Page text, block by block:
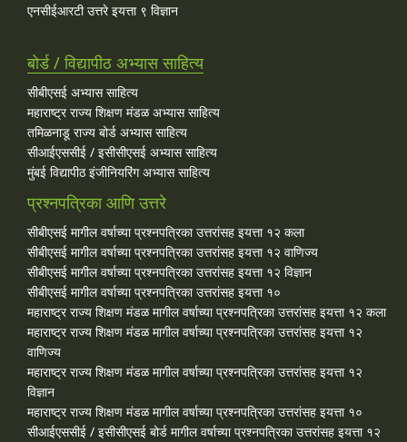
एनसीईआरटी उत्तरे इयत्ता ९ विज्ञान
बोर्ड / विद्यापीठ अभ्यास साहित्य
सीबीएसई अभ्यास साहित्य
महाराष्ट्र राज्य शिक्षण मंडळ अभ्यास साहित्य
तमिळनाडू राज्य बोर्ड अभ्यास साहित्य
सीआईएससीई / इसीसीएसई अभ्यास साहित्य
मुंबई विद्यापीठ इंजीनियरिंग अभ्यास साहित्य
प्रश्नपत्रिका आणि उत्तरे
सीबीएसई मागील वर्षाच्या प्रश्‍नपत्रिका उत्तरांसह इयत्ता १२ कला
सीबीएसई मागील वर्षाच्या प्रश्‍नपत्रिका उत्तरांसह इयत्ता १२ वाणिज्य
सीबीएसई मागील वर्षाच्या प्रश्‍नपत्रिका उत्तरांसह इयत्ता १२ विज्ञान
सीबीएसई मागील वर्षाच्या प्रश्‍नपत्रिका उत्तरांसह इयत्ता १०
महाराष्ट्र राज्य शिक्षण मंडळ मागील वर्षाच्या प्रश्‍नपत्रिका उत्तरांसह इयत्ता १२ कला
महाराष्ट्र राज्य शिक्षण मंडळ मागील वर्षाच्या प्रश्‍नपत्रिका उत्तरांसह इयत्ता १२
वाणिज्य
महाराष्ट्र राज्य शिक्षण मंडळ मागील वर्षाच्या प्रश्‍नपत्रिका उत्तरांसह इयत्ता १२
विज्ञान
महाराष्ट्र राज्य शिक्षण मंडळ मागील वर्षाच्या प्रश्‍नपत्रिका उत्तरांसह इयत्ता १०
सीआईएससीई / इसीसीएसई बोर्ड मागील वर्षाच्या प्रश्‍नपत्रिका उत्तरांसह इयत्ता १२